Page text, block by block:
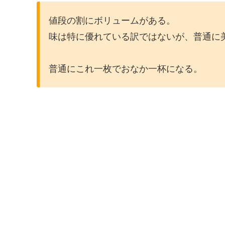
値段の割にボリュームがある。
味は特に優れている訳ではないが、普通に
普通にこれ一枚でおなか一杯になる。